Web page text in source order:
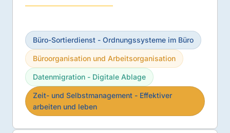
Büro-Sortierdienst - Ordnungssysteme im Büro
Büroorganisation und Arbeitsorganisation
Datenmigration - Digitale Ablage
Zeit- und Selbstmanagement - Effektiver
arbeiten und leben